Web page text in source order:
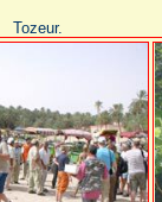
Tozeur.